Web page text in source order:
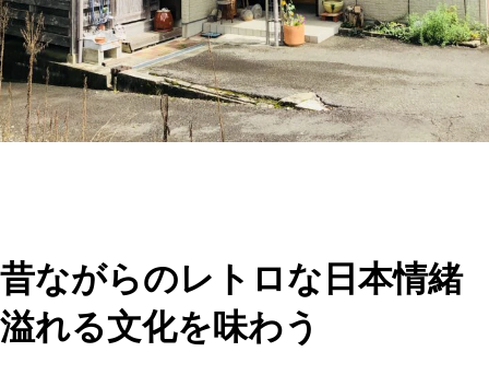
昔ながらのレトロな日本情緒
溢れる文化を味わう